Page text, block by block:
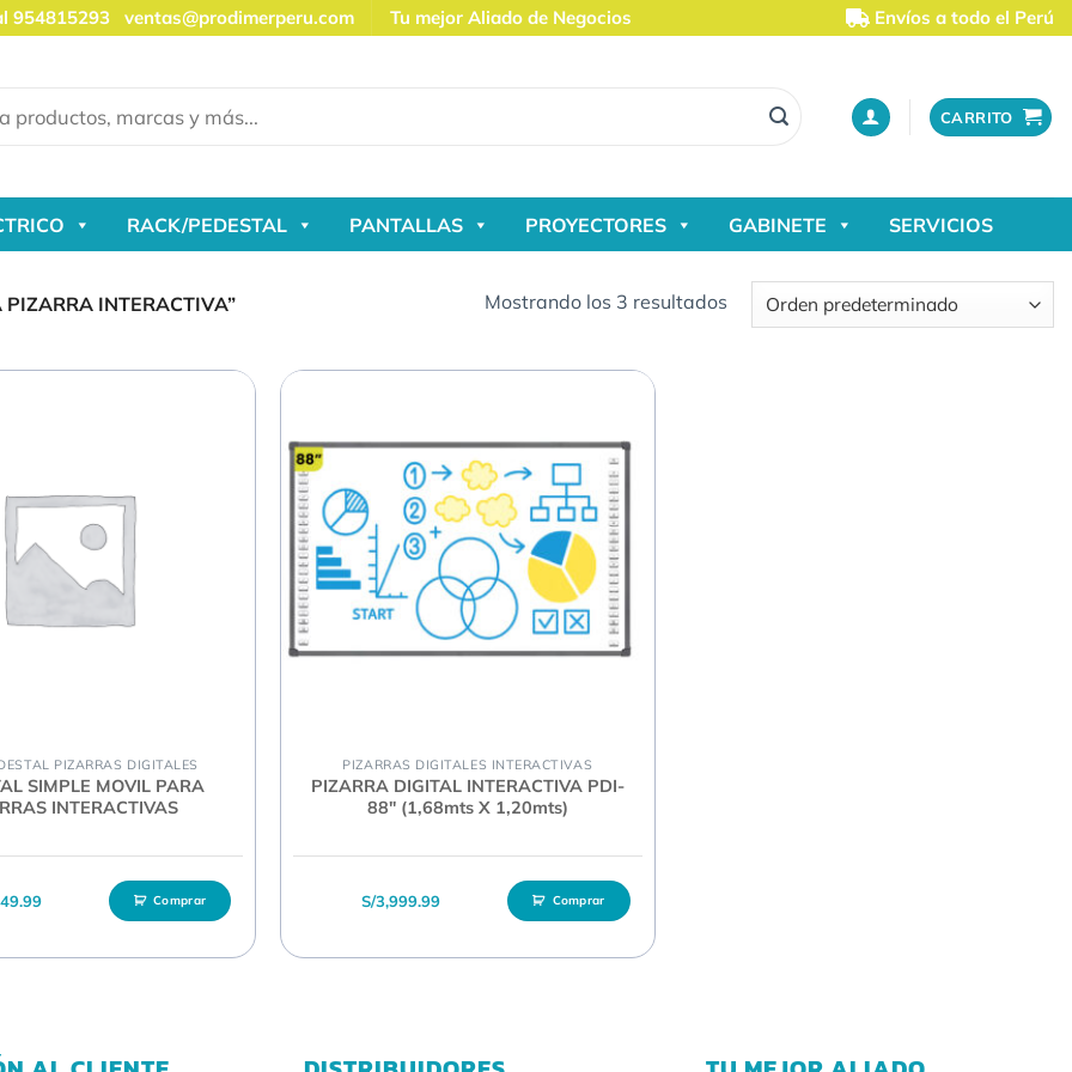
954815293ventas@prodimerperu.com Tu mejor Aliado de Negocios Envíos a todo el Perú
CARRITO
RACK/PEDESTAL PANTALLAS PROYECTORES GABINETE SERVICIOS
INTERACTIVA” Mostrando los 3 resultados
PIZARRAS DIGITALES
SIMPLE MOVIL PARA
INTERACTIVAS
Comprar
PIZARRAS DIGITALES INTERACTIVAS
PIZARRA DIGITAL INTERACTIVA PDI-
88″ (1,68mts X 1,20mts)
S/3,999.99 Comprar